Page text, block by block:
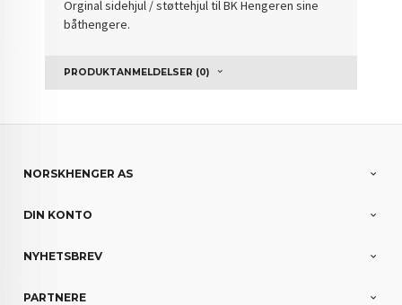
Orginal sidehjul / støttehjul til BK Hengeren sine
båthengere.
PRODUKTANMELDELSER (0)
NORSKHENGER AS
DIN KONTO
NYHETSBREV
PARTNERE